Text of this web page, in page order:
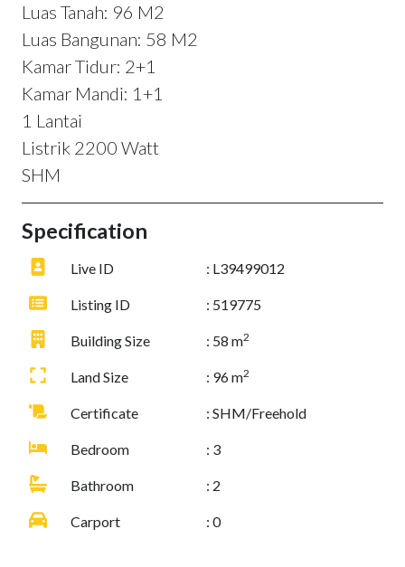
Luas Tanah: 96 M2
Luas Bangunan: 58 M2
Kamar Tidur: 2+1
Kamar Mandi: 1+1
1 Lantai
Listrik 2200 Watt
SHM
Specification
Live ID : L39499012
Listing ID : 519775
Building Size : 58 m2
Land Size : 96 m2
Certificate : SHM/Freehold
Bedroom : 3
Bathroom : 2
Carport : 0